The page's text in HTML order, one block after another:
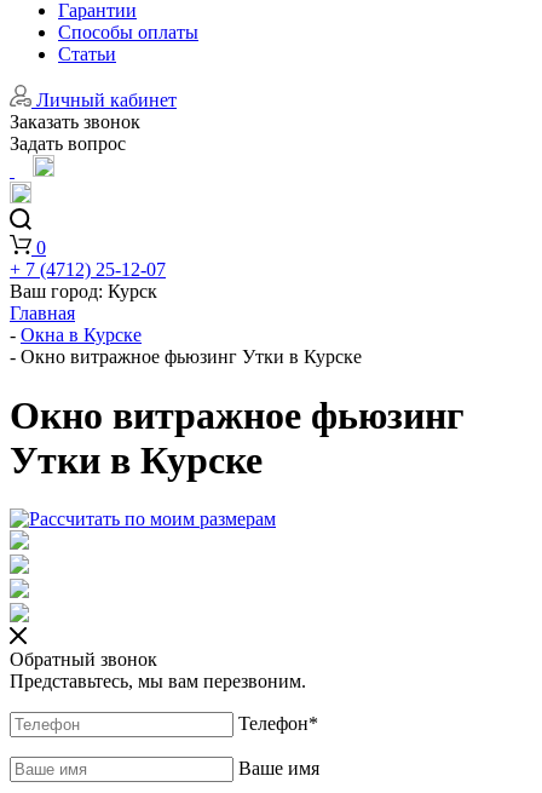
Гарантии
Способы оплаты
Статьи
Личный кабинет
Заказать звонок
Задать вопрос
0
+ 7 (4712) 25-12-07
Ваш город: Курск
Главная
- Окна в Курске
- Окно витражное фьюзинг Утки в Курске
Окно витражное фьюзинг
Утки в Курске
Обратный звонок
Представьтесь, мы вам перезвоним.
Телефон*
Ваше имя